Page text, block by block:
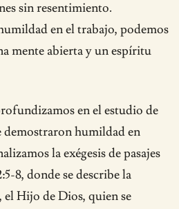
sin resentimiento.
en el trabajo, podemos
mente abierta y un espíritu
en el estudio de
demostraron humildad en
la exégesis de pasajes
8, donde se describe la
Hijo de Dios, quien se